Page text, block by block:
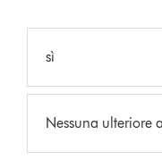
sì
Nessuna ulteriore